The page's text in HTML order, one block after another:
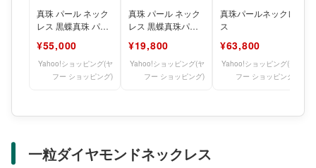
真珠 パール ネック
レス 黒蝶真珠 パー
12mm 黒蝶ケシ
¥55,000
Yahoo!ショッピング(ヤ
フー ショッピング)
真珠 パール ネック
レス 黒蝶真珠パー
クパールシルバーブ
ラック
¥19,800
Yahoo!ショッピング(ヤ
フー ショッピング)
真珠パールネックレ
ス
¥63,800
Yahoo!ショッピング(ヤ
フー ショッピング)
一粒ダイヤモンドネックレス